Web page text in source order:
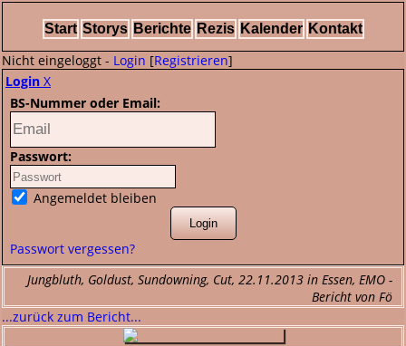
Start Storys Berichte Rezis Kalender Kontakt
Nicht eingeloggt - Login [Registrieren]
Login X
BS-Nummer oder Email:
Passwort:
Angemeldet bleiben
Passwort vergessen?
Jungbluth, Goldust, Sundowning, Cut, 22.11.2013 in Essen, EMO -
Bericht von Fö
...zurück zum Bericht...